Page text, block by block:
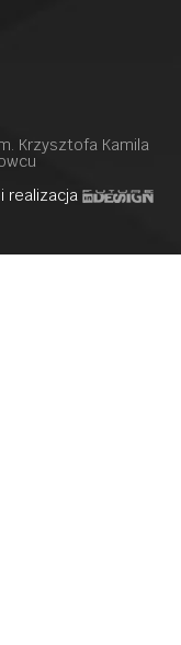
Krzysztofa Kamila
realizacja